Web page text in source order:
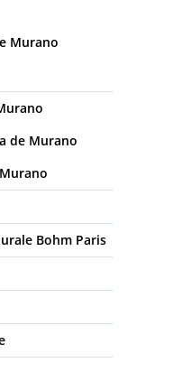
Murano
de Murano
Bohm Paris